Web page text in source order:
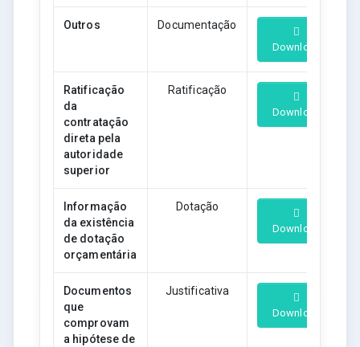
Outros Documentação
Download
Ratificação
da
contratação
direta pela
autoridade
superior
Ratificação
Download
Informação
da existência
de dotação
orçamentária
Dotação
Download
Documentos
que
comprovam
a hipótese de
Justificativa
Download